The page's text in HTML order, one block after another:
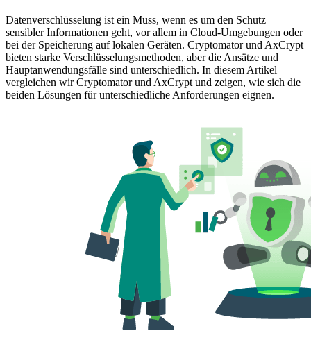
Datenverschlüsselung ist ein Muss, wenn es um den Schutz
sensibler Informationen geht, vor allem in Cloud-Umgebungen oder
bei der Speicherung auf lokalen Geräten. Cryptomator und AxCrypt
bieten starke Verschlüsselungsmethoden, aber die Ansätze und
Hauptanwendungsfälle sind unterschiedlich. In diesem Artikel
vergleichen wir Cryptomator und AxCrypt und zeigen, wie sich die
beiden Lösungen für unterschiedliche Anforderungen eignen.